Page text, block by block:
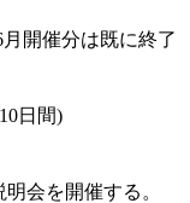
開催分は既に終了
日間)
会を開催する。